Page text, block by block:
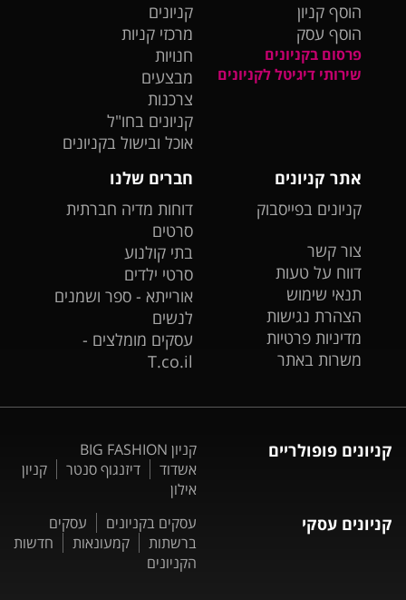
הוסף קניון
הוסף עסק
פרסום בקניונים
שירותי דיגיטל לקניונים
קניונים
מרכזי קניות
חנויות
מבצעים
צרכנות
קניונים בחו"ל
אוכל ובישול בקניונים
אתר קניונים
קניונים בפייסבוק
צור קשר
דווח על טעות
תנאי שימוש
הצהרת נגישות
מדיניות פרטיות
משרות באתר
חברים שלנו
דוחות מדיה חברתית
סרטים
בתי קולנוע
סרטי ילדים
אורייתא - ספר ושמנים
לנשים
עסקים מומלצים -
T.co.il
קניונים פופולריים
קניון BIG FASHION
אשדוד
דיזנגוף סנטר
קניון
אילון
קניונים עסקי עסקים בקניונים
עסקים
ברשתות
קמעונאות
חדשות
הקניונים